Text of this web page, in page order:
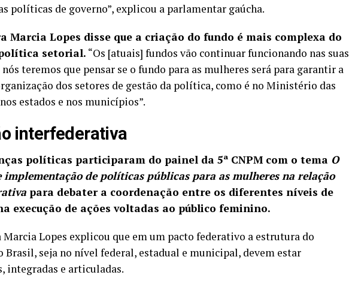
políticas de governo”, explicou a parlamentar gaúcha.
Marcia Lopes disse que a criação do fundo é mais complexa do
setorial. “Os [atuais] fundos vão continuar funcionando nas suas
teremos que pensar se o fundo para as mulheres será para garantir a
dos setores de gestão da política, como é no Ministério das
estados e nos municípios”.
interfederativa
políticas participaram do painel da 5ª CNPM com o tema O
implementação de políticas públicas para as mulheres na relação
para debater a coordenação entre os diferentes níveis de
execução de ações voltadas ao público feminino.
Lopes explicou que em um pacto federativo a estrutura do
Brasil, seja no nível federal, estadual e municipal, devem estar
integradas e articuladas.